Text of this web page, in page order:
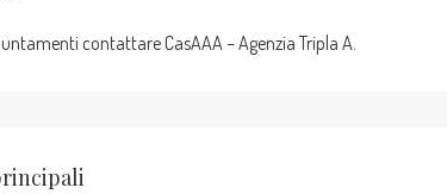
contattare CasAAA – Agenzia Tripla A.